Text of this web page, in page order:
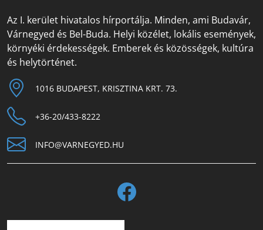
Az I. kerület hivatalos hírportálja. Minden, ami Budavár,
Várnegyed és Bel-Buda. Helyi közélet, lokális események,
környéki érdekességek. Emberek és közösségek, kultúra
és helytörténet.
1016 BUDAPEST, KRISZTINA KRT. 73.
+36-20/433-8222
INFO@VARNEGYED.HU